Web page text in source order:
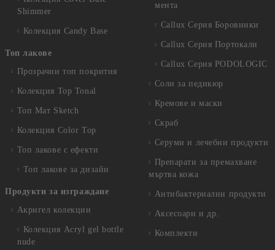
Shimmer
Колекция Candy Base
Топ лакове
Прозрачни топ покрития
Колекция Top Tonal
Топ Мат Sketch
Колекция Color Top
Топ лакове с ефекти
Топ лакове за дизайн
Продукти за изграждане
Акригел колекции
Колекция Acryl gel bottle
nude
мента
Callux Серия Боровинки
Callux Серия Портокали
Callux Серия PODOLOGIC
Соли за педикюр
Кремове и маски
Скраб
Серуми и лечебни продукти
Препарати за премахване
мъртва кожа
Антибактериални продукти
Аксесоари и др.
Комплекти